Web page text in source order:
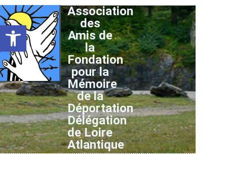
Ouvrir la barre d’outils
Association
des
Amis de
la
Fondation
pour la
Mémoire
de la
Déportation
Délégation
de Loire
Atlantique